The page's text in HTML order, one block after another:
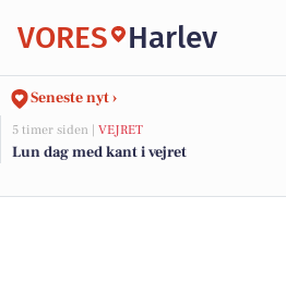
VORES Harlev
Seneste nyt ›
5 timer siden | VEJRET
Lun dag med kant i vejret